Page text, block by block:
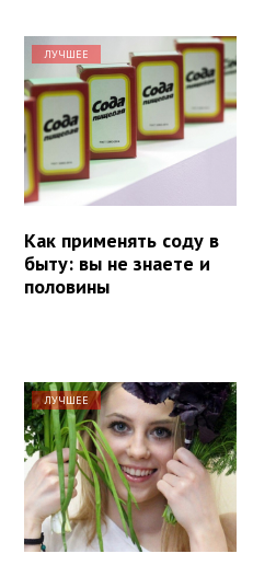
ЛУЧШЕЕ
Как применять соду в
быту: вы не знаете и
половины
ЛУЧШЕЕ